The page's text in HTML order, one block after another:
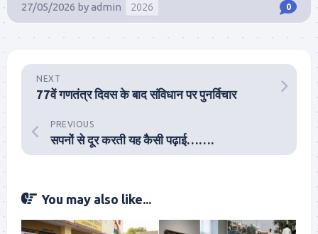
27/05/2026 byadmin 2026 0
NEXT
77वें गणतंत्र दिवस के बाद संविधान पर पुनर्विचार
PREVIOUS
सपनों से दूर करती यह कैसी पढ़ाई…….
You may also like...